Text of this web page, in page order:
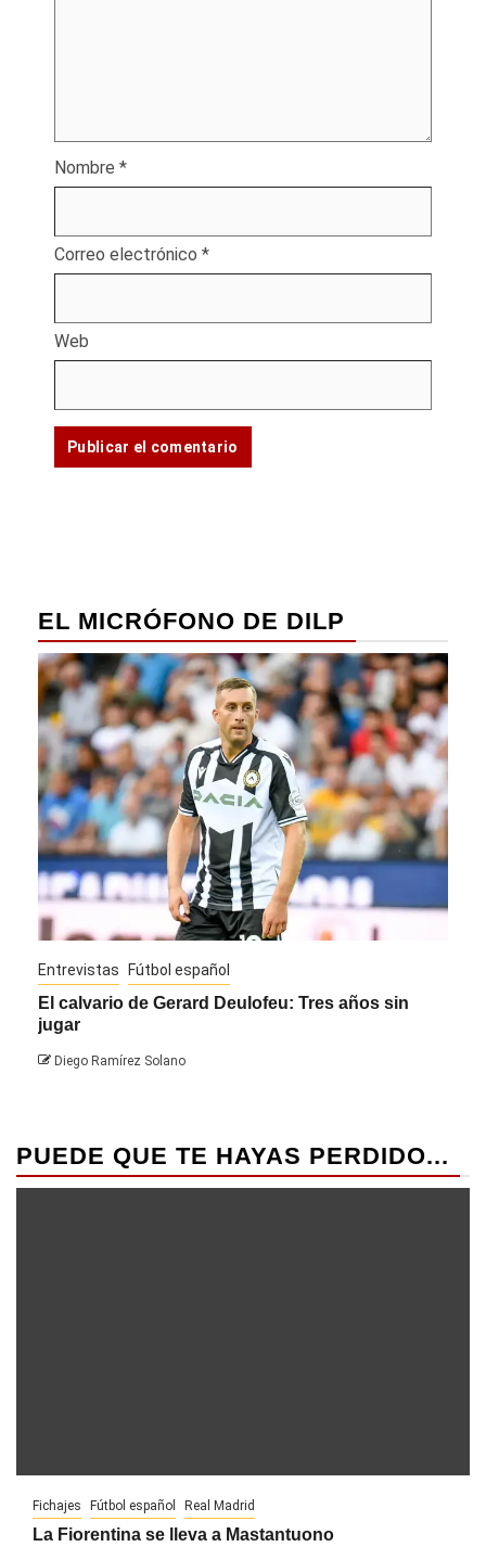
Nombre *
Correo electrónico *
Web
EL MICRÓFONO DE DILP
Entrevistas Fútbol español
El calvario de Gerard Deulofeu: Tres años sin
jugar
Diego Ramírez Solano
PUEDE QUE TE HAYAS PERDIDO...
Fichajes Fútbol español Real Madrid
La Fiorentina se lleva a Mastantuono